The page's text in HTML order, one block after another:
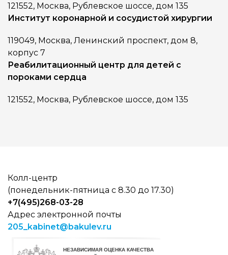
121552, Москва, Рублевское шоссе, дом 135
Институт коронарной и сосудистой хирургии
119049, Москва, Ленинский проспект, дом 8,
корпус 7
Реабилитационный центр для детей с
пороками сердца
121552, Москва, Рублевское шоссе, дом 135
Колл-центр
(понедельник-пятница с 8.30 до 17.30)
+7(495)268-03-28
Адрес электронной почты
205_kabinet@bakulev.ru